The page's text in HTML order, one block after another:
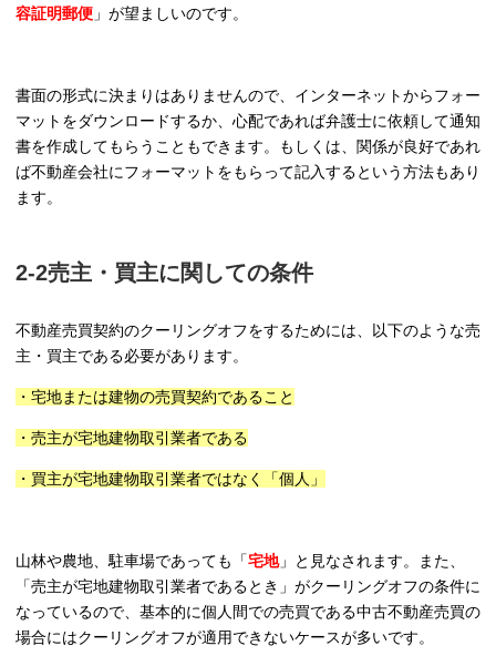
容証明郵便 」が望ましいのです。
書面の形式に決まりはありませんので、インターネットからフォー
マットをダウンロードするか、心配であれば弁護士に依頼して通知
書を作成してもらうこともできます。もしくは、関係が良好であれ
ば不動産会社にフォーマットをもらって記入するという方法もあり
ます。
2-2売主・買主に関しての条件
不動産売買契約のクーリングオフをするためには、以下のような売
主・買主である必要があります。
・宅地または建物の売買契約であること
・売主が宅地建物取引業者である
・買主が宅地建物取引業者ではなく「個人」
山林や農地、駐車場であっても「宅地」と見なされます。また、
「売主が宅地建物取引業者であるとき」がクーリングオフの条件に
なっているので、基本的に個人間での売買である中古不動産売買の
場合にはクーリングオフが適用できないケースが多いです。